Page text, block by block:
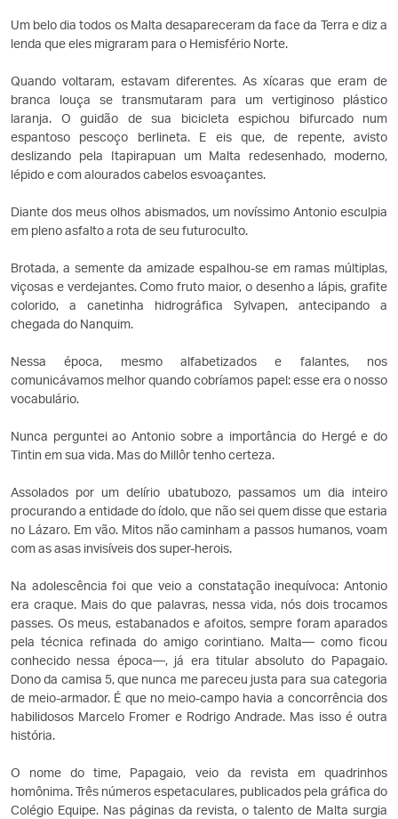
Um belo dia todos os Malta desapareceram da face da Terra e diz a
lenda que eles migraram para o Hemisfério Norte.
Quando voltaram, estavam diferentes. As xícaras que eram de
branca louça se transmutaram para um vertiginoso plástico
laranja. O guidão de sua bicicleta espichou bifurcado num
espantoso pescoço berlineta. E eis que, de repente, avisto
deslizando pela Itapirapuan um Malta redesenhado, moderno,
lépido e com alourados cabelos esvoaçantes.
Diante dos meus olhos abismados, um novíssimo Antonio esculpia
em pleno asfalto a rota de seu futuroculto.
Brotada, a semente da amizade espalhou-se em ramas múltiplas,
viçosas e verdejantes. Como fruto maior, o desenho a lápis, grafite
colorido, a canetinha hidrográfica Sylvapen, antecipando a
chegada do Nanquim.
Nessa época, mesmo alfabetizados e falantes, nos
comunicávamos melhor quando cobríamos papel: esse era o nosso
vocabulário.
Nunca perguntei ao Antonio sobre a importância do Hergé e do
Tintin em sua vida. Mas do Millôr tenho certeza.
Assolados por um delírio ubatubozo, passamos um dia inteiro
procurando a entidade do ídolo, que não sei quem disse que estaria
no Lázaro. Em vão. Mitos não caminham a passos humanos, voam
com as asas invisíveis dos super-herois.
Na adolescência foi que veio a constatação inequívoca: Antonio
era craque. Mais do que palavras, nessa vida, nós dois trocamos
passes. Os meus, estabanados e afoitos, sempre foram aparados
pela técnica refinada do amigo corintiano. Malta— como ficou
conhecido nessa época—, já era titular absoluto do Papagaio.
Dono da camisa 5, que nunca me pareceu justa para sua categoria
de meio-armador. É que no meio-campo havia a concorrência dos
habilidosos Marcelo Fromer e Rodrigo Andrade. Mas isso é outra
história.
O nome do time, Papagaio, veio da revista em quadrinhos
homônima. Três números espetaculares, publicados pela gráfica do
Colégio Equipe. Nas páginas da revista, o talento de Malta surgia